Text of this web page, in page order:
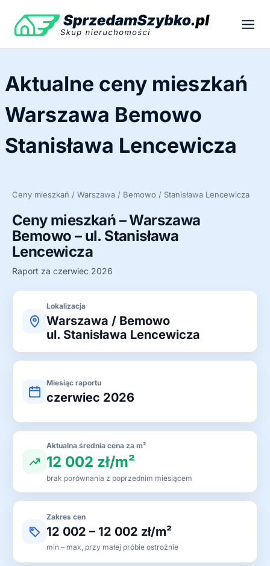
treści
Aktualne ceny mieszkań
Warszawa Bemowo
Stanisława Lencewicza
Ceny mieszkań / Warszawa / Bemowo / Stanisława Lencewicza
Ceny mieszkań – Warszawa
Bemowo – ul. Stanisława
Lencewicza
Raport za czerwiec 2026
Lokalizacja
Warszawa / Bemowo
ul. Stanisława Lencewicza
Miesiąc raportu
czerwiec 2026
Aktualna średnia cena za m²
12 002 zł/m²
brak porównania z poprzednim miesiącem
Zakres cen
12 002 – 12 002 zł/m²
min – max, przy małej próbie ostrożnie